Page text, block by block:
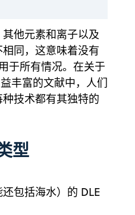
他元素和离子以及
同，这意味着没有
于所有情况。在关于
丰富的文献中，人们
技术都有其独特的
型
包括海水）的 DLE